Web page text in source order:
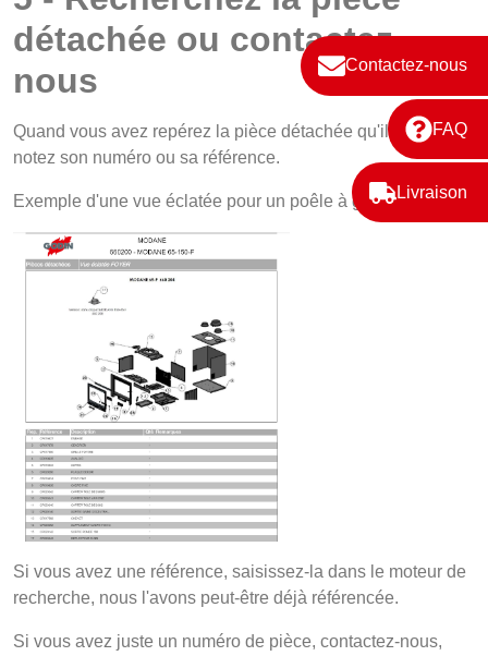
Contactez-nous
FAQ
Livraison
détachée ou contactez-
nous
Quand vous avez repérez la pièce détachée qu'il vous faut,
notez son numéro ou sa référence.
Exemple d'une vue éclatée pour un poêle à granulés Godin.
Si vous avez une référence, saisissez-la dans le moteur de
recherche, nous l'avons peut-être déjà référencée.
Si vous avez juste un numéro de pièce, contactez-nous,